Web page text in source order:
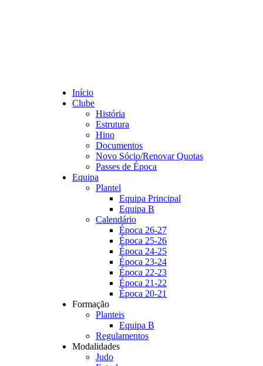
Início
Clube
História
Estrutura
Hino
Documentos
Novo Sócio/Renovar Quotas
Passes de Época
Equipa
Plantel
Equipa Principal
Equipa B
Calendário
Época 26-27
Época 25-26
Época 24-25
Época 23-24
Época 22-23
Época 21-22
Época 20-21
Formação
Planteis
Equipa B
Regulamentos
Modalidades
Judo